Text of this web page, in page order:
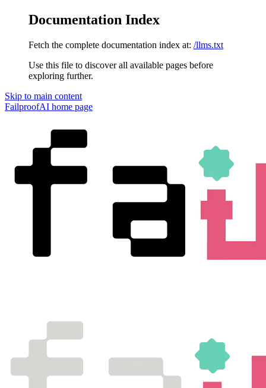
Documentation Index
Fetch the complete documentation index at: /llms.txt
Use this file to discover all available pages before
exploring further.
Skip to main content
FailproofAI home page